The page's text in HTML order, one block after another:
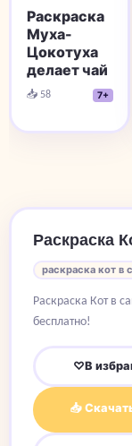
Раскраска
Муха-
Цокотуха
делает чай
📥 58 7+
Раскраска
раскраска кот в
Раскраска Кот в
бесплатно!
♡В
📥